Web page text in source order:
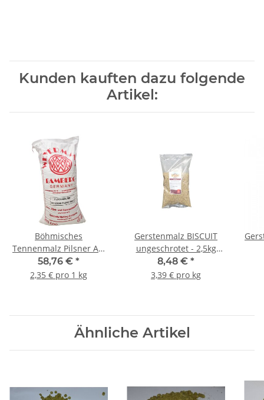
Kunden kauften dazu folgende
Artikel:
Böhmisches
Tennenmalz Pilsner Art
3-5 EBC - 25kg Sack
58,76 € *
2,35 € pro 1 kg
Gerstenmalz BISCUIT
ungeschrotet - 2,5kg
Beutel
8,48 € *
3,39 € pro kg
Ähnliche Artikel